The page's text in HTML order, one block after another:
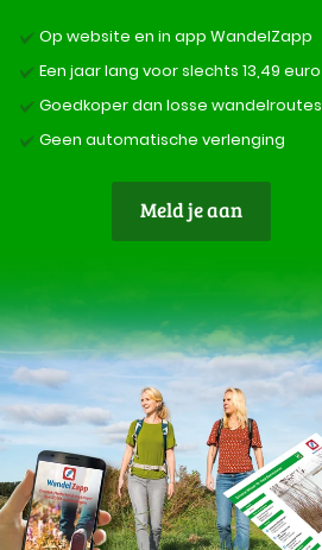
Op website en in app WandelZapp
Een jaar lang voor slechts 13,49 euro
Goedkoper dan losse wandelroutes
Geen automatische verlenging
Meld je aan